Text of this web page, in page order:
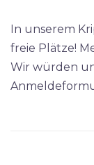
In unserem
freie Plätze!
Wir würden